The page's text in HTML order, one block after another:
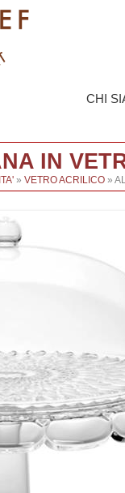
CHI
IN
» VETRO ACRILICO »